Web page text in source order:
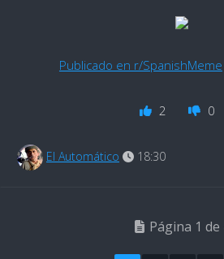
Publicado en r/SpanishMeme
2 0
El Automático 18:30
Página 1 de